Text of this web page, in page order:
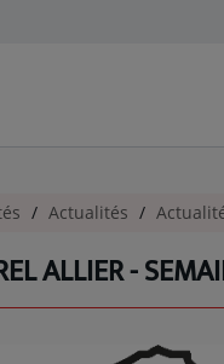
Actualités
ALLIER -